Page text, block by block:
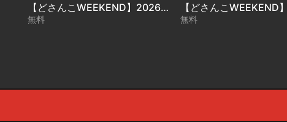
【どさんこWEEKEND】2026年4月25日放送 ReFa体験
無料 無料